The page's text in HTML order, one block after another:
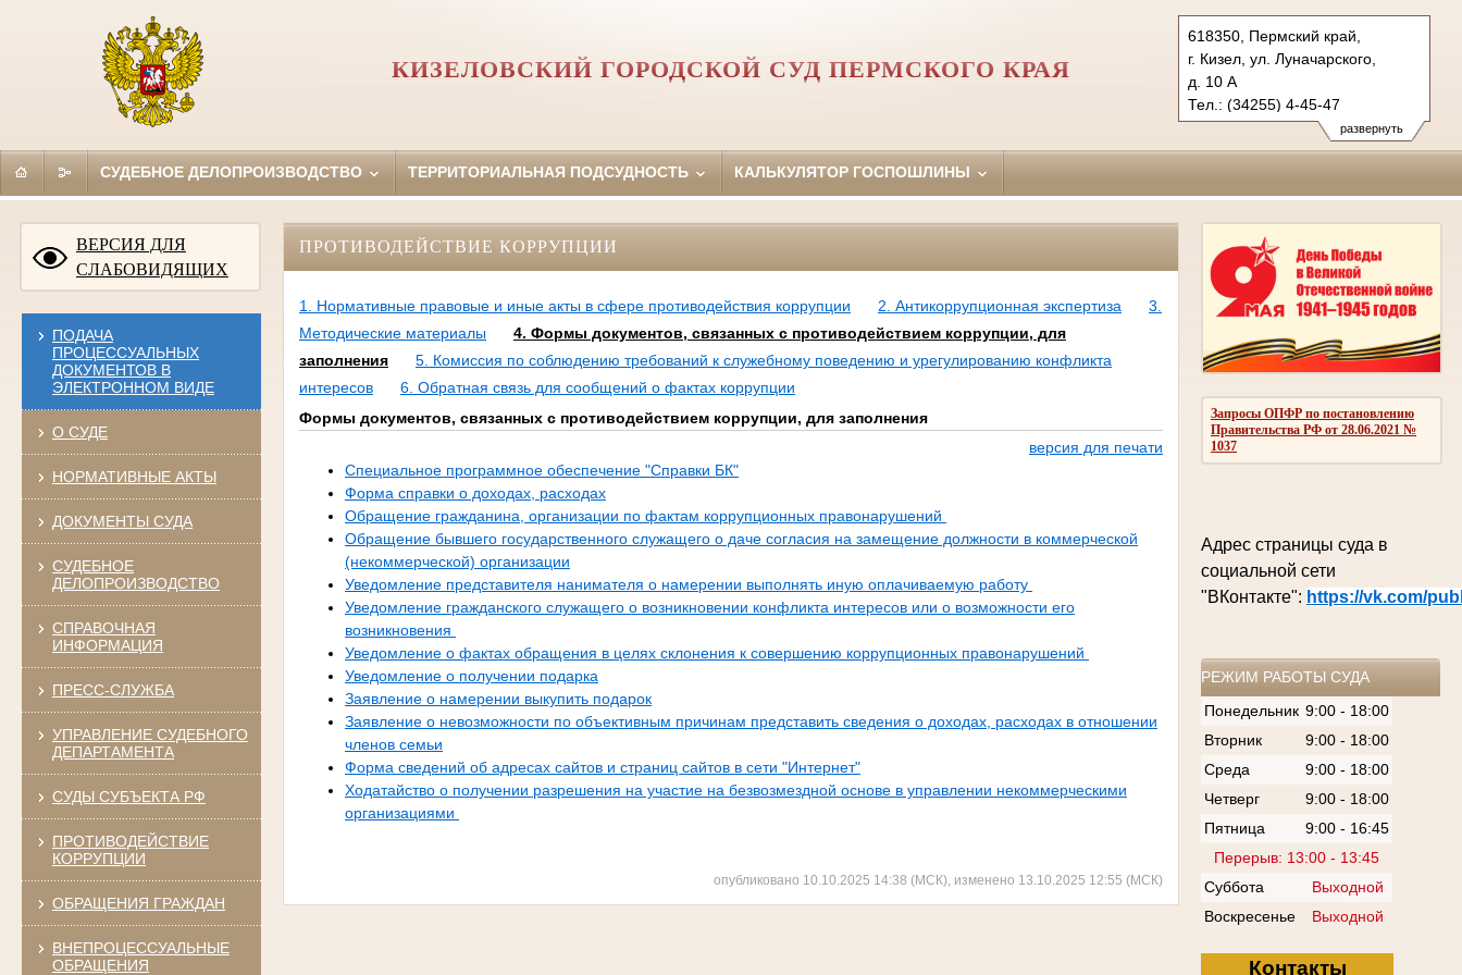
развернуть
618350, Пермский край,
г. Кизел, ул. Луначарского,
д. 10 А
Тел.: (34255) 4-45-47
kizelovsky.perm@sudrf.ru
КИЗЕЛОВСКИЙ ГОРОДСКОЙ СУД ПЕРМСКОГО КРАЯ
СУДЕБНОЕ ДЕЛОПРОИЗВОДСТВО ТЕРРИТОРИАЛЬНАЯ ПОДСУДНОСТЬ КАЛЬКУЛЯТОР ГОСПОШЛИНЫ
ВЕРСИЯ ДЛЯ
СЛАБОВИДЯЩИХ
ПОДАЧА
ПРОЦЕССУАЛЬНЫХ
ДОКУМЕНТОВ В
ЭЛЕКТРОННОМ ВИДЕ
О СУДЕ
НОРМАТИВНЫЕ АКТЫ
ДОКУМЕНТЫ СУДА
СУДЕБНОЕ
ДЕЛОПРОИЗВОДСТВО
СПРАВОЧНАЯ
ИНФОРМАЦИЯ
ПРЕСС-СЛУЖБА
УПРАВЛЕНИЕ СУДЕБНОГО
ДЕПАРТАМЕНТА
СУДЫ СУБЪЕКТА РФ
ПРОТИВОДЕЙСТВИЕ
КОРРУПЦИИ
ОБРАЩЕНИЯ ГРАЖДАН
ВНЕПРОЦЕССУАЛЬНЫЕ
ОБРАЩЕНИЯ
Запросы ОПФР по постановлению
Правительства РФ от 28.06.2021 №
1037
Адрес страницы суда в
социальной сети
"ВКонтакте": https://vk.com/
РЕЖИМ РАБОТЫ СУДА
Понедельник 9:00 - 18:00
Вторник
9:00 - 18:00
Среда
9:00 - 18:00
Четверг
9:00 - 18:00
Пятница
9:00 - 16:45
Перерыв: 13:00 - 13:45
Суббота
Выходной
Воскресенье
Выходной
Контакты
ПРОТИВОДЕЙСТВИЕ КОРРУПЦИИ
1. Нормативные правовые и иные акты в сфере противодействия коррупции 2. Антикоррупционная экспертиза
3.
Методические материалы
4. Формы документов, связанных с противодействием коррупции, для
заполнения
5. Комиссия по соблюдению требований к служебному поведению и урегулированию конфликта
интересов
6. Обратная связь для сообщений о фактах коррупции
Формы документов, связанных с противодействием коррупции, для заполнения
версия для печати
Специальное программное обеспечение "Справки БК"
Форма справки о доходах, расходах
Обращение гражданина, организации по фактам коррупционных правонарушений
Обращение бывшего государственного служащего о даче согласия на замещение должности в коммерческой
(некоммерческой) организации
Уведомление представителя нанимателя о намерении выполнять иную оплачиваемую работу
Уведомление гражданского служащего о возникновении конфликта интересов или о возможности его
возникновения
Уведомление о фактах обращения в целях склонения к совершению коррупционных правонарушений
Уведомление о получении подарка
Заявление о намерении выкупить подарок
Заявление о невозможности по объективным причинам представить сведения о доходах, расходах в отношении
членов семьи
Форма сведений об адресах сайтов и страниц сайтов в сети "Интернет"
Ходатайство о получении разрешения на участие на безвозмездной основе в управлении некоммерческими
организациями
опубликовано 10.10.2025 14:38 (МСК), изменено 13.10.2025 12:55 (МСК)